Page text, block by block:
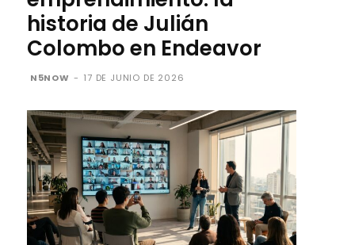
historia de Julián
Colombo en Endeavor
N5NOW - 17 DE JUNIO DE 2026